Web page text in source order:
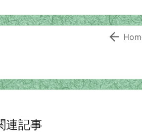

連記事